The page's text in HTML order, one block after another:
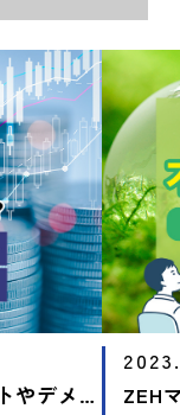
不動産の底地投資とは？メリットやデメリットをご紹介